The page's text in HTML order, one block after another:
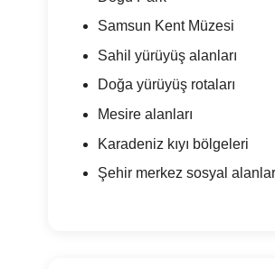
Samsun Kent Müzesi
Sahil yürüyüş alanları
Doğa yürüyüş rotaları
Mesire alanları
Karadeniz kıyı bölgeleri
Şehir merkez sosyal